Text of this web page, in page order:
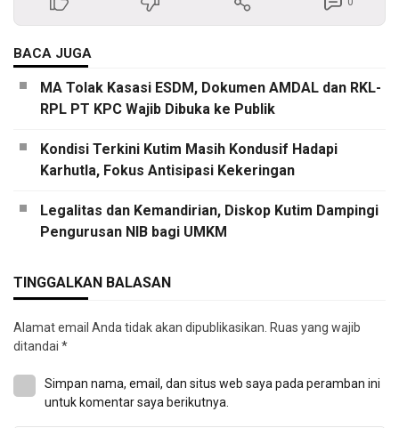
BACA JUGA
MA Tolak Kasasi ESDM, Dokumen AMDAL dan RKL-
RPL PT KPC Wajib Dibuka ke Publik
Kondisi Terkini Kutim Masih Kondusif Hadapi
Karhutla, Fokus Antisipasi Kekeringan
Legalitas dan Kemandirian, Diskop Kutim Dampingi
Pengurusan NIB bagi UMKM
TINGGALKAN BALASAN
Alamat email Anda tidak akan dipublikasikan. Ruas yang wajib
ditandai *
Simpan nama, email, dan situs web saya pada peramban ini
untuk komentar saya berikutnya.